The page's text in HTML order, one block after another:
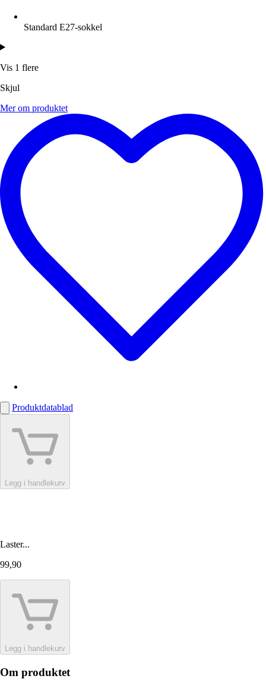
Standard E27-sokkel
Vis 1 flere
Skjul
Mer om produktet
Produktdatablad
Legg i handlekurv
Laster...
99,90
Legg i handlekurv
Om produktet